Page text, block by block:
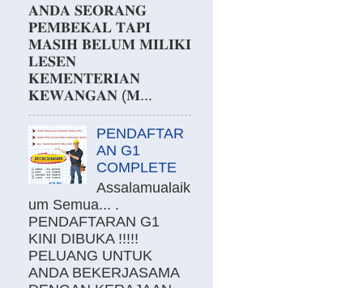
𝐀𝐍𝐃𝐀 𝐒𝐄𝐎𝐑𝐀𝐍𝐆
𝐏𝐄𝐌𝐁𝐄𝐊𝐀𝐋 𝐓𝐀𝐏𝐈
𝐌𝐀𝐒𝐈𝐇 𝐁𝐄𝐋𝐔𝐌 𝐌𝐈𝐋𝐈𝐊𝐈
𝐋𝐄𝐒𝐄𝐍
𝐊𝐄𝐌𝐄𝐍𝐓𝐄𝐑𝐈𝐀𝐍
𝐊𝐄𝐖𝐀𝐍𝐆𝐀𝐍 (𝐌...
PENDAFTAR
AN G1
COMPLETE
Assalamualaik
um Semua... .
PENDAFTARAN G1
KINI DIBUKA !!!!!
PELUANG UNTUK
ANDA BEKERJASAMA